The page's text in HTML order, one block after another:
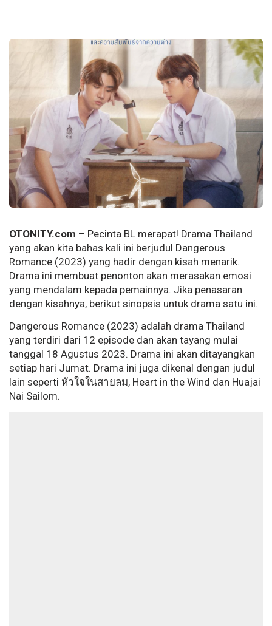
--
OTONITY.com – Pecinta BL merapat! Drama Thailand
yang akan kita bahas kali ini berjudul Dangerous
Romance (2023) yang hadir dengan kisah menarik.
Drama ini membuat penonton akan merasakan emosi
yang mendalam kepada pemainnya. Jika penasaran
dengan kisahnya, berikut sinopsis untuk drama satu ini.
Dangerous Romance (2023) adalah drama Thailand
yang terdiri dari 12 episode dan akan tayang mulai
tanggal 18 Agustus 2023. Drama ini akan ditayangkan
setiap hari Jumat. Drama ini juga dikenal dengan judul
lain seperti หัวใจในสายลม, Heart in the Wind dan Huajai
Nai Sailom.